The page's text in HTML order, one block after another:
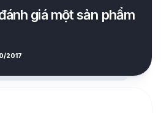
giá một sản phẩm
2017